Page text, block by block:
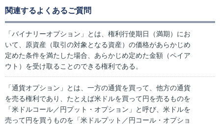
関連するよくあるご質問
「バイナリーオプション」とは、権利行使期日（満期）にお
いて、原資産（取引の対象となる資産）の価格があらかじめ
定めた条件を満たした場合、あらかじめ定めた金額（ペイア
ウト）を受け取ることのできる権利である。
「通貨オプション」とは、一方の通貨を買って、他方の通貨
を売る権利であり、たとえば米ドルを買って円を売るものを
「米ドルコール／円プット・オプション」と呼び、米ドルを
売って円を買うものを「米ドルプット／円コール・オプショ